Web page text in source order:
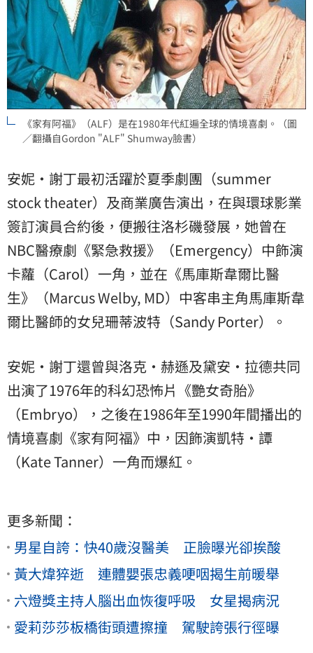
《家有阿福》（ALF）是在1980年代紅遍全球的情境喜劇。（圖
／翻攝自Gordon "ALF" Shumway臉書）
安妮·謝丁最初活躍於夏季劇團（summer
stock theater）及商業廣告演出，在與環球影業
簽訂演員合約後，便搬往洛杉磯發展，她曾在
NBC醫療劇《緊急救援》（Emergency）中飾演
卡蘿（Carol）一角，並在《馬庫斯韋爾比醫
生》（Marcus Welby, MD）中客串主角馬庫斯韋
爾比醫師的女兒珊蒂波特（Sandy Porter）。
安妮·謝丁還曾與洛克·赫遜及黛安·拉德共同
出演了1976年的科幻恐怖片《艷女奇胎》
（Embryo），之後在1986年至1990年間播出的
情境喜劇《家有阿福》中，因飾演凱特·譚
（Kate Tanner）一角而爆紅。
更多新聞：
男星自誇：快40歲沒醫美 正臉曝光卻挨酸
黃大煒猝逝 連體嬰張忠義哽咽揭生前暖舉
六燈獎主持人腦出血恢復呼吸 女星揭病況
愛莉莎莎板橋街頭遭擦撞 駕駛誇張行徑曝